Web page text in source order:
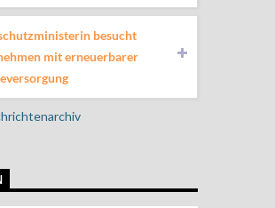
besucht
mit erneuerbarer